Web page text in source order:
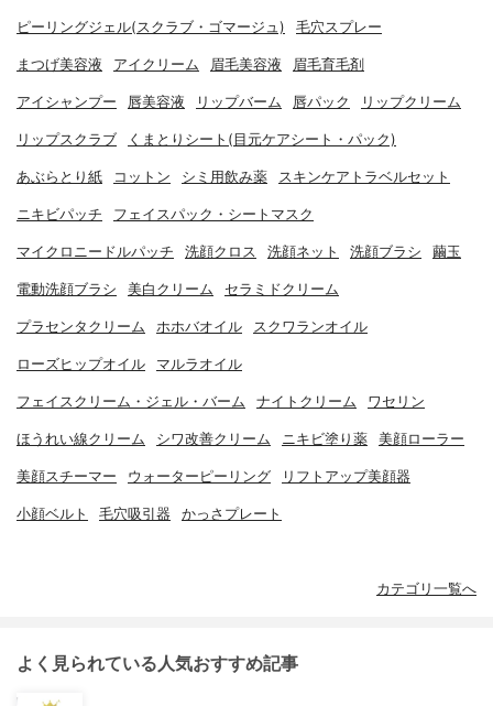
ピーリングジェル(スクラブ・ゴマージュ) 毛穴スプレー
まつげ美容液 アイクリーム 眉毛美容液 眉毛育毛剤
アイシャンプー 唇美容液 リップバーム 唇パック リップクリーム
リップスクラブ くまとりシート(目元ケアシート・パック)
あぶらとり紙 コットン シミ用飲み薬 スキンケアトラベルセット
ニキビパッチ フェイスパック・シートマスク
マイクロニードルパッチ 洗顔クロス 洗顔ネット 洗顔ブラシ 繭玉
電動洗顔ブラシ 美白クリーム セラミドクリーム
プラセンタクリーム ホホバオイル スクワランオイル
ローズヒップオイル マルラオイル
フェイスクリーム・ジェル・バーム ナイトクリーム ワセリン
ほうれい線クリーム シワ改善クリーム ニキビ塗り薬 美顔ローラー
美顔スチーマー ウォーターピーリング リフトアップ美顔器
小顔ベルト 毛穴吸引器 かっさプレート
カテゴリ一覧へ
よく見られている人気おすすめ記事